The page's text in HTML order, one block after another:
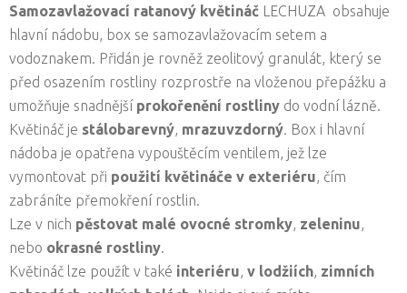
Samozavlažovací ratanový květináč LECHUZA obsahuje
hlavní nádobu, box se samozavlažovacím setem a
vodoznakem. Přidán je rovněž zeolitový granulát, který se
před osazením rostliny rozprostře na vloženou přepážku a
umožňuje snadnější prokořenění rostliny do vodní lázně.
Květináč je stálobarevný, mrazuvzdorný. Box i hlavní
nádoba je opatřena vypouštěcím ventilem, jež lze
vymontovat při použití květináče v exteriéru, čím
zabráníte přemokření rostlin.
Lze v nich pěstovat malé ovocné stromky, zeleninu,
nebo okrasné rostliny.
Květináč lze použít v také interiéru, v lodžiích, zimních